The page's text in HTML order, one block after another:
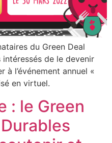
du Green Deal
de le devenir
l’événement annuel «
en virtuel.
: le Green